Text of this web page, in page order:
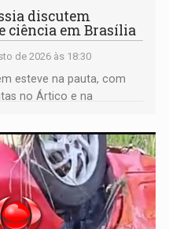
discutem
ciência em Brasília
de 2026 às 18:30
esteve na pauta, com
no Ártico e na